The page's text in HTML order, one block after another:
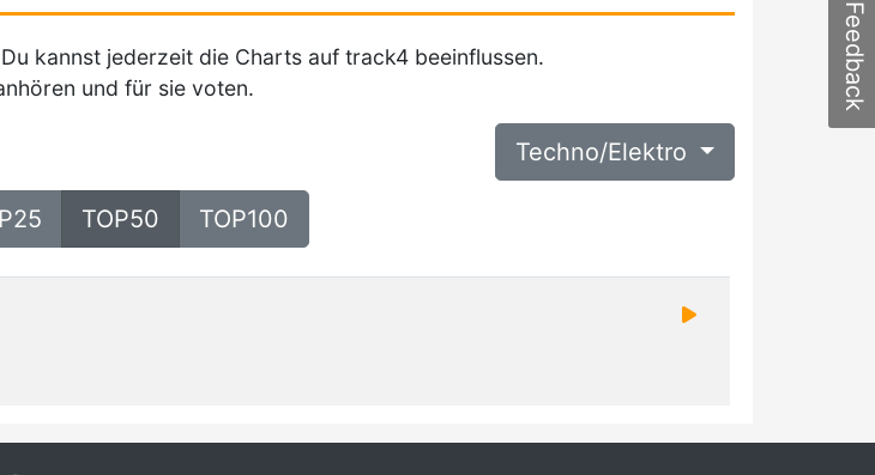
kannst jederzeit die Charts auf track4 beeinflussen.
und für sie voten.
Techno/Elektro
TOP50 TOP100
Feedback